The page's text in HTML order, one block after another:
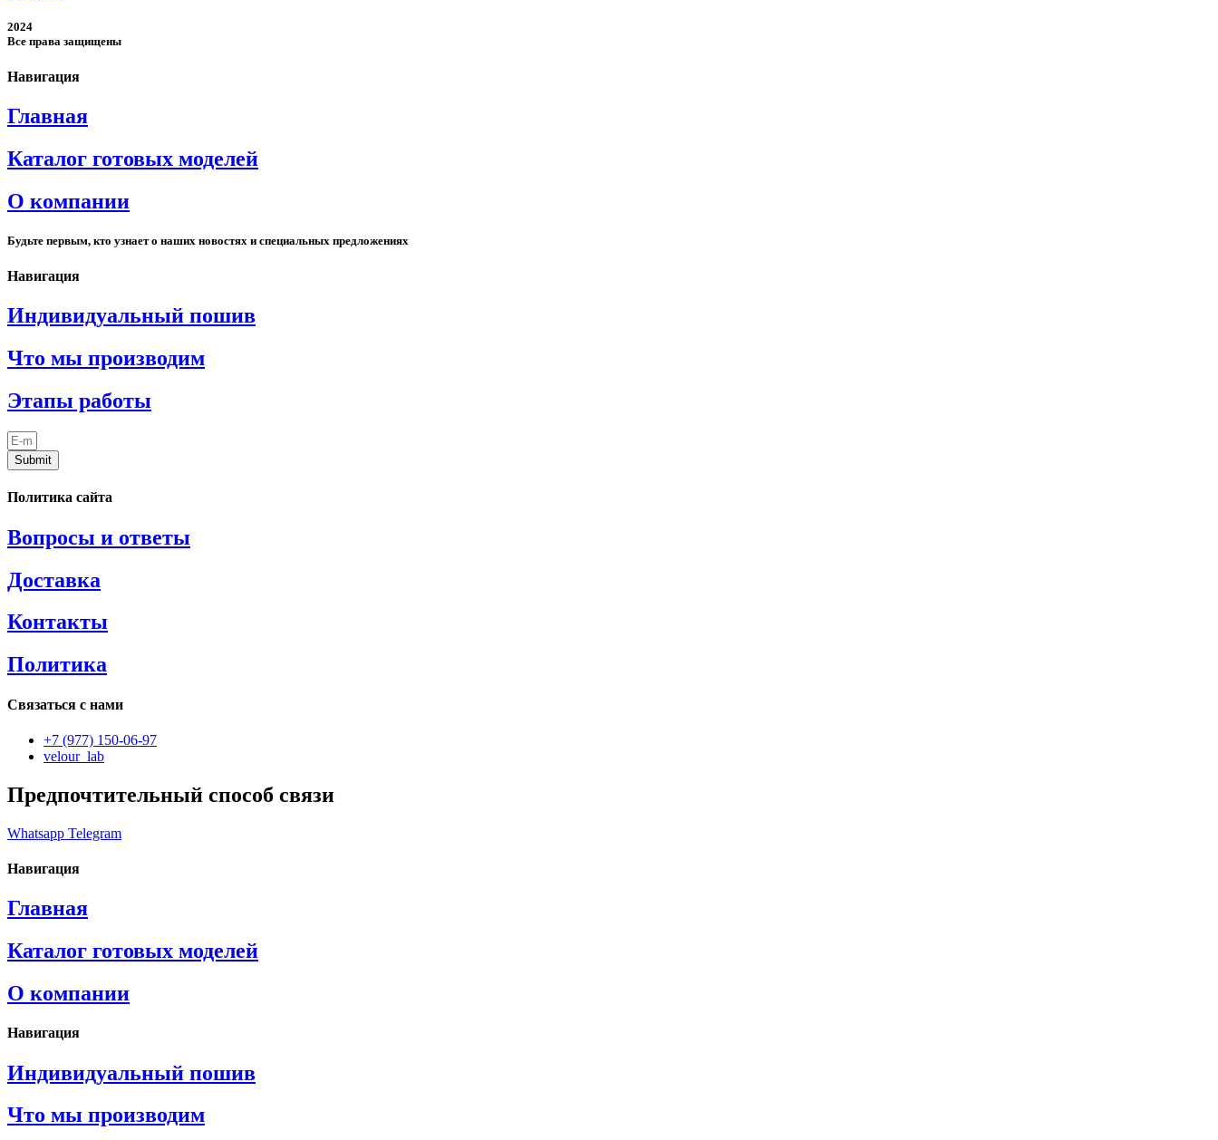
2024
Все права защищены
Навигация
Главная
Каталог готовых моделей
О компании
Будьте первым, кто узнает о наших новостях и специальных предложениях
Навигация
Индивидуальный пошив
Что мы производим
Этапы работы
Submit
Политика сайта
Вопросы и ответы
Доставка
Контакты
Политика
Связаться с нами
+7 (977) 150-06-97
velour_lab
Предпочтительный способ связи
Whatsapp Telegram
Навигация
Главная
Каталог готовых моделей
О компании
Навигация
Индивидуальный пошив
Что мы производим